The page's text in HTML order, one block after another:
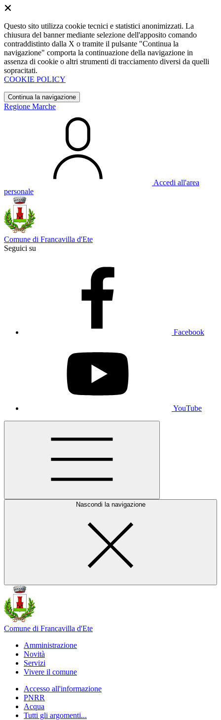
Questo sito utilizza cookie tecnici e statistici anonimizzati. La
chiusura del banner mediante selezione dell'apposito comando
contraddistinto dalla X o tramite il pulsante "Continua la
navigazione" comporta la continuazione della navigazione in
assenza di cookie o altri strumenti di tracciamento diversi da quelli
sopracitati.
COOKIE POLICY
Continua la navigazione
Regione Marche
Accedi all'area
personale
Comune di Francavilla d'Ete
Seguici su
Facebook
YouTube
Nascondi la navigazione
Comune di Francavilla d'Ete
Amministrazione
Novità
Servizi
Vivere il comune
Accesso all'informazione
PNRR
Acqua
Tutti gli argomenti...